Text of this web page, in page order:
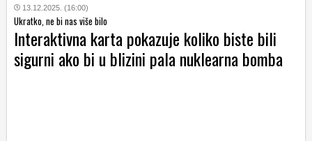
13.12.2025. (16:00)
Ukratko, ne bi nas više bilo
Interaktivna karta pokazuje koliko biste bili
sigurni ako bi u blizini pala nuklearna bomba